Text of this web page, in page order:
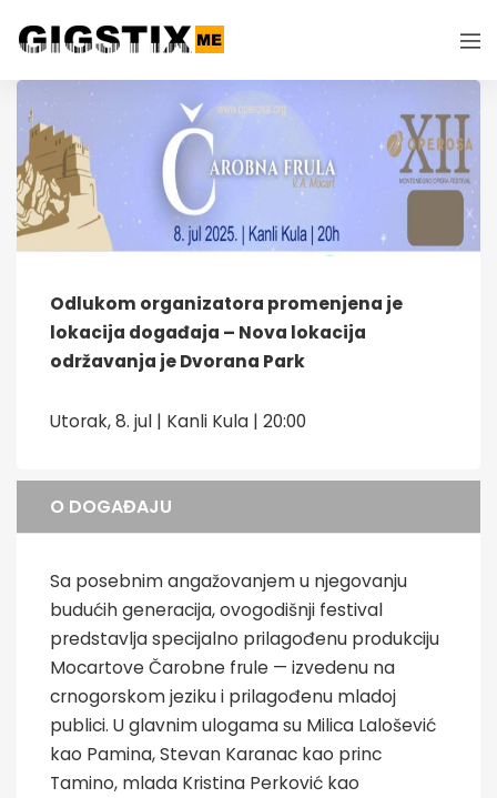
Odlukom organizatora promenjena je
lokacija događaja – Nova lokacija
održavanja je Dvorana Park
Utorak, 8. jul | Kanli Kula | 20:00
O DOGAĐAJU
Sa posebnim angažovanjem u njegovanju
budućih generacija, ovogodišnji festival
predstavlja specijalno prilagođenu produkciju
Mocartove Čarobne frule — izvedenu na
crnogorskom jeziku i prilagođenu mladoj
publici. U glavnim ulogama su Milica Lalošević
kao Pamina, Stevan Karanac kao princ
Tamino, mlada Kristina Perković kao